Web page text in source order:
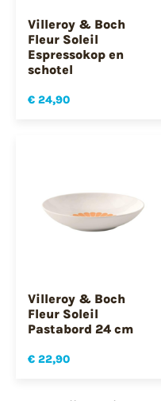
Villeroy & Boch
Fleur Soleil
Espressokop en
schotel
€ 24,90
Villeroy & Boch
Fleur Soleil
Pastabord 24 cm
€ 22,90